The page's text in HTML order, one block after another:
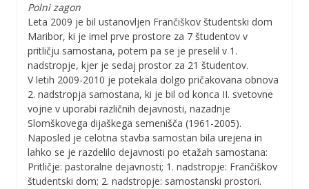
Polni zagon
Leta 2009 je bil ustanovljen Frančiškov študentski dom
Maribor, ki je imel prve prostore za 7 študentov v
pritličju samostana, potem pa se je preselil v 1.
nadstropje, kjer je sedaj prostor za 21 študentov.
V letih 2009-2010 je potekala dolgo pričakovana obnova
2. nadstropja samostana, ki je bil od konca II. svetovne
vojne v uporabi različnih dejavnosti, nazadnje
Slomškovega dijaškega semenišča (1961-2005).
Naposled je celotna stavba samostan bila urejena in
lahko se je razdelilo dejavnosti po etažah samostana:
Pritličje: pastoralne dejavnosti; 1. nadstropje: Frančiškov
študentski dom; 2. nadstropje: samostanski prostori.